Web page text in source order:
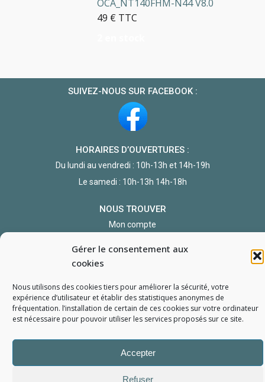
Gérer le consentement aux
cookies
Nous utilisons des cookies tiers pour améliorer la sécurité, votre
expérience d’utilisateur et établir des statistiques anonymes de
fréquentation. l’installation de certain de ces cookies sur votre ordinateur
est nécessaire pour pouvoir utiliser les services proposés sur ce site.
Accepter
Refuser
OCA_NT140FHM-N44 V8.0
49 € TTC
SUIVEZ-NOUS SUR FACEBOOK :
HORAIRES D’OUVERTURES :
Du lundi au vendredi : 10h-13h et 14h-19h
Le samedi : 10h-13h 14h-18h
NOUS TROUVER
Mon compte
Politique de confidentialité